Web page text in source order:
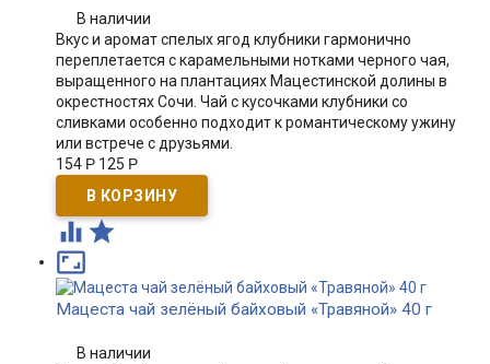
В наличии
Вкус и аромат спелых ягод клубники гармонично
переплетается с карамельными нотками черного чая,
выращенного на плантациях Мацестинской долины в
окрестностях Сочи. Чай с кусочками клубники со
сливками особенно подходит к романтическому ужину
или встрече с друзьями.
154 Р 125 Р
 

Мацеста чай зелёный байховый «Травяной» 40 г
В наличии